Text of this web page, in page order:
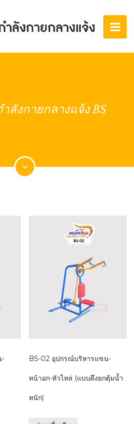
ลังกายกลางแจ้ง BS
- BS-02 อุปกรณ์บริหารแขน-
หน้าอก-หัวไหล่ (แบบดึงยกตุ้มน้ำ
หนัก)